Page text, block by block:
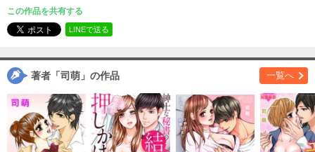
必要ポイント：
購入する
必要ポイント：200
購入する
この作品を共有する
LINEで送る
著者「司萌」の作品 一覧へ